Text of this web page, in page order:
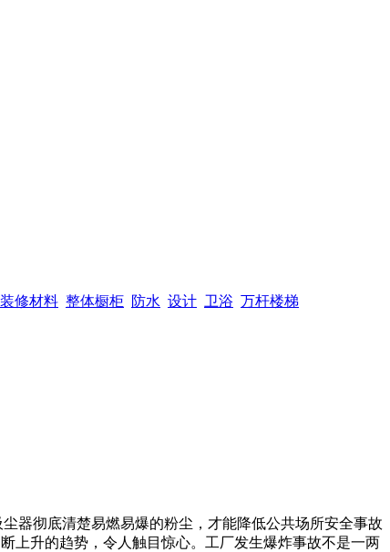
装修材料 整体橱柜 防水 设计 卫浴 万杆楼梯
器彻底清楚易燃易爆的粉尘，才能降低公共场所安全事故
上升的趋势，令人触目惊心。工厂发生爆炸事故不是一两